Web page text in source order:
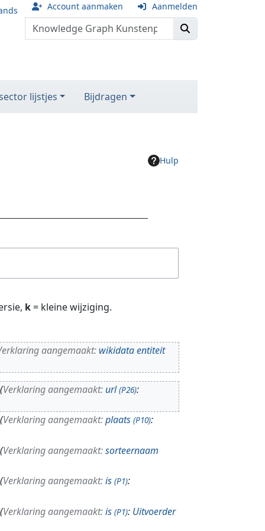
Account aanmaken Aanmelden
lijstjes Bijdragen
Hulp
k= kleine wijziging.
aangemaakt: wikidata entiteit
Verklaring aangemaakt: url (P26):
Verklaring aangemaakt:plaats (P10):
Verklaring aangemaakt:sorteernaam
Verklaring aangemaakt:is (P1):
Verklaring aangemaakt:is (P1): Uitvoerder